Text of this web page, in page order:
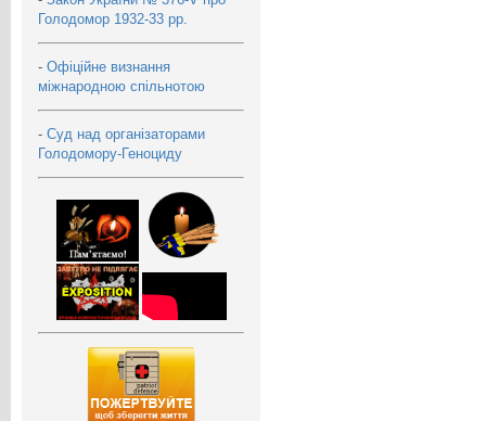
Голодомор 1932-33 рр.
- Офіційне визнання
міжнародною спільнотою
- Суд над організаторами
Голодомору-Геноциду